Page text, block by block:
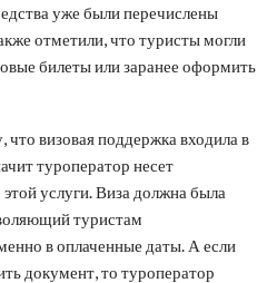
уже были перечислены
отметили, что туристы могли
билеты или заранее оформить
визовая поддержка входила в
туроператор несет
этой услуги. Виза должна была
туристам
в оплаченные даты. А если
документ, то туроператор